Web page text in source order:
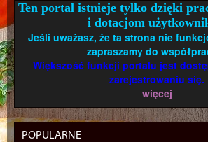
Ten portal istnieje tylko dzięki
i dotacjom
Jeśli uważasz, że ta strona nie
zapraszamy do
Większość funkcji portalu jest
zarejestrowaniu się.
więcej
POPULARNE